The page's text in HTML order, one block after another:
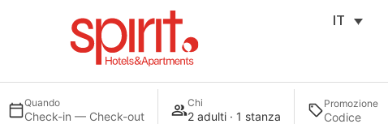
IT
Quando
Check-in — Check-out
Chi
2 adulti · 1 stanza
Promozione